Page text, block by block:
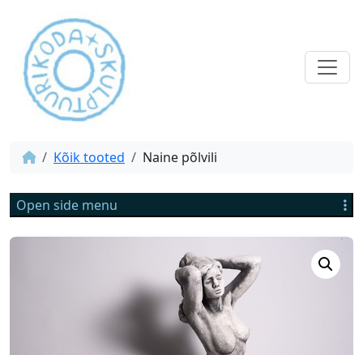
Kõik tooted Naine põlvili
Open side menu